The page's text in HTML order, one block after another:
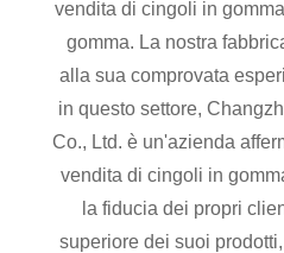
vendita di cingoli in
gomma. La nostra
alla sua comprovata
in questo settore,
Co., Ltd. è un'azienda
vendita di cingoli in
la fiducia dei propri
superiore dei suoi